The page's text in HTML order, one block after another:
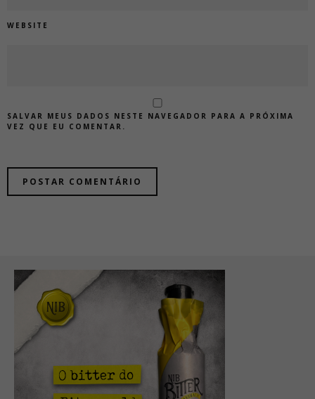
WEBSITE
SALVAR MEUS DADOS NESTE NAVEGADOR PARA A PRÓXIMA
VEZ QUE EU COMENTAR.